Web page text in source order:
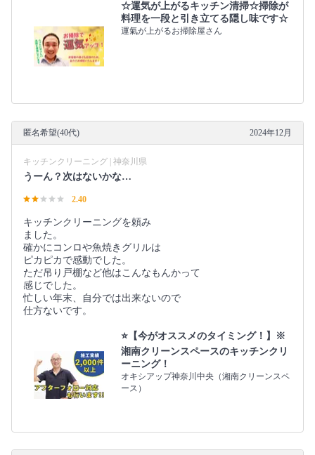
☆運気が上がるキッチン清掃☆掃除が
料理を一段と引き立てる隠し味です☆
運氣が上がるお掃除屋さん
匿名希望(40代) 2024年12月
キッチンクリーニング | 神奈川県
うーん？次はないかな…
2.40
キッチンクリーニングを頼み
ました。
確かにコンロや魚焼きグリルは
ピカピカで感動でした。
ただ吊り戸棚など他はこんなもんかって
感じでした。
忙しい年末、自分では出来ないので
仕方ないです。
⭐️【今がオススメのタイミング！】※
湘南クリーンスペースのキッチンクリ
ーニング！
オキシアップ神奈川中央（湘南クリーンスペ
ース）